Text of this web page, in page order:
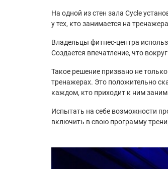
На одной из стен зала Cycle
у тех, кто занимается на
Владельцы фитнес-центра
Создается впечатление, что
Такое решение призвано не
тренажерах. Это положительно
каждом, кто приходит к ним
Испытать на себе возможности
включить в свою программу